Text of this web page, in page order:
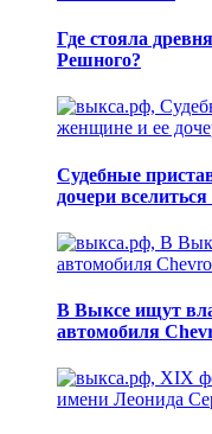
Где стояла
Решного?
Судебные
дочери
В Выксе ищут
автомобиля